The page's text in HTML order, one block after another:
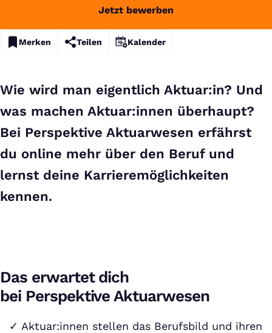
Jetzt bewerben
Merken Teilen Kalender
Wie wird man eigentlich Aktuar:in? Und
was machen Aktuar:innen überhaupt?
Bei Perspektive Aktuarwesen erfährst
du online mehr über den Beruf und
lernst deine Karrieremöglichkeiten
kennen.
Das erwartet dich
bei Perspektive Aktuarwesen
Aktuar:innen stellen das Berufsbild und ihren